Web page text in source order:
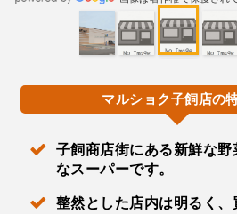
マルショク子飼店の
子飼商店街にある新鮮な野
なスーパーです。
整然とした店内は明るく、